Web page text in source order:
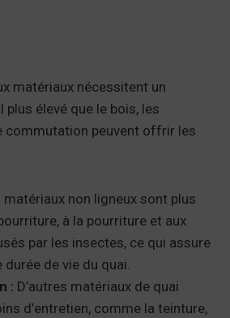
matériaux nécessitent un
élevé que le bois, les
commutation peuvent offrir les
matériaux non ligneux sont plus
à la pourriture et aux
par les insectes, ce qui assure
durée de vie du quai.
: D’autres matériaux de quai
d’entretien, comme la teinture,